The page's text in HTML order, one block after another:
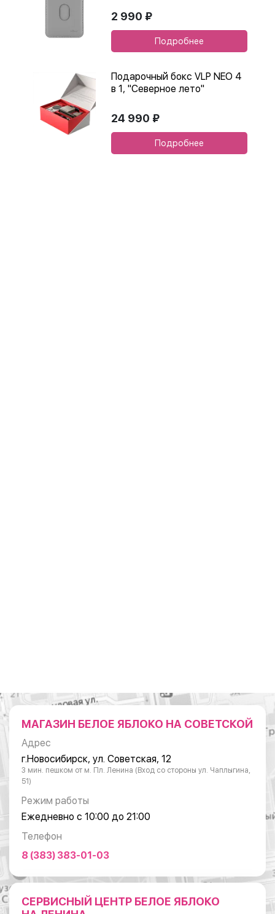
2 990 ₽
Подробнее
Подарочный бокс VLP NEO 4
в 1, "Северное лето"
24 990 ₽
Подробнее
МАГАЗИН БЕЛОЕ ЯБЛОКО НА СОВЕТСКОЙ
Адрес
г.Новосибирск, ул. Советская, 12
3 мин. пешком от м. Пл. Ленина (Вход со стороны ул. Чаплыгина,
51)
Режим работы
Ежедневно с 10:00 до 21:00
Телефон
8 (383) 383-01-03
СЕРВИСНЫЙ ЦЕНТР БЕЛОЕ ЯБЛОКО